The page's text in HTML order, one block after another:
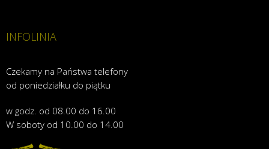
INFOLINIA
Czekamy na Państwa telefony
od poniedziałku do piątku
w godz. od 08.00 do 16.00
W soboty od 10.00 do 14.00